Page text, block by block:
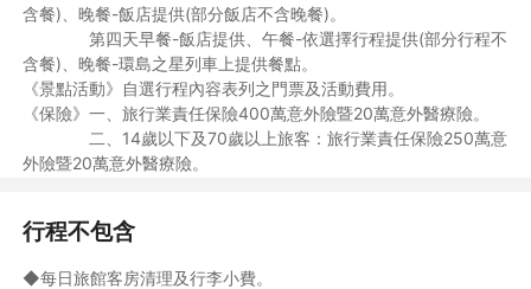
含餐)、晚餐-飯店提供(部分飯店不含晚餐)。
第四天早餐-飯店提供、午餐-依選擇行程提供(部分行程不
含餐)、晚餐-環島之星列車上提供餐點。
《景點活動》自選行程內容表列之門票及活動費用。
《保險》一、旅行業責任保險400萬意外險暨20萬意外醫療險。
二、14歲以下及70歲以上旅客：旅行業責任保險250萬意
外險暨20萬意外醫療險。
行程不包含
◆每日旅館客房清理及行李小費。